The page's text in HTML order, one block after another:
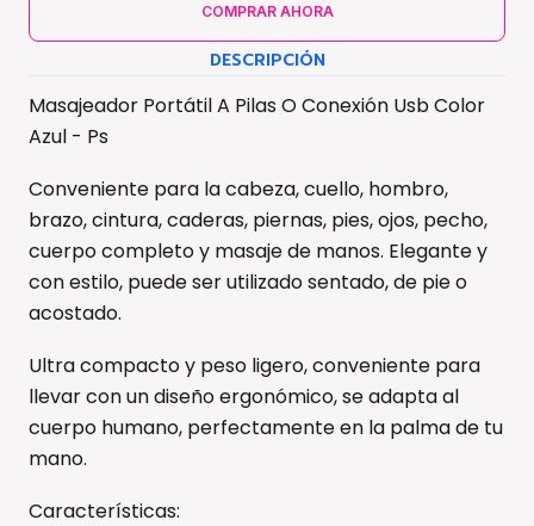
COMPRAR AHORA
DESCRIPCIÓN
Masajeador Portátil A Pilas O Conexión Usb Color
Azul - Ps
Conveniente para la cabeza, cuello, hombro,
brazo, cintura, caderas, piernas, pies, ojos, pecho,
cuerpo completo y masaje de manos. Elegante y
con estilo, puede ser utilizado sentado, de pie o
acostado.
Ultra compacto y peso ligero, conveniente para
llevar con un diseño ergonómico, se adapta al
cuerpo humano, perfectamente en la palma de tu
mano.
Características: